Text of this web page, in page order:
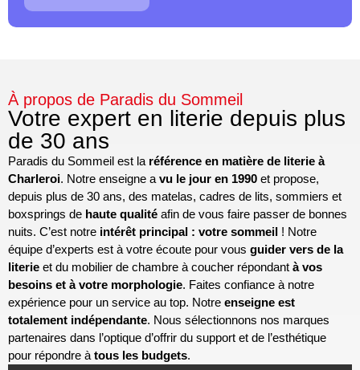
À propos de Paradis du Sommeil
Votre expert en literie depuis plus
de 30 ans
Paradis du Sommeil est la référence en matière de literie à
Charleroi. Notre enseigne a vu le jour en 1990 et propose,
depuis plus de 30 ans, des matelas, cadres de lits, sommiers et
boxsprings de haute qualité afin de vous faire passer de bonnes
nuits. C’est notre intérêt principal : votre sommeil ! Notre
équipe d’experts est à votre écoute pour vous guider vers de la
literie et du mobilier de chambre à coucher répondant à vos
besoins et à votre morphologie. Faites confiance à notre
expérience pour un service au top. Notre enseigne est
totalement indépendante. Nous sélectionnons nos marques
partenaires dans l’optique d’offrir du support et de l’esthétique
pour répondre à tous les budgets.